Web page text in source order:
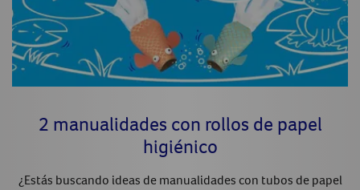
2 manualidades con rollos de papel
higiénico
¿Estás buscando ideas de manualidades con tubos de papel